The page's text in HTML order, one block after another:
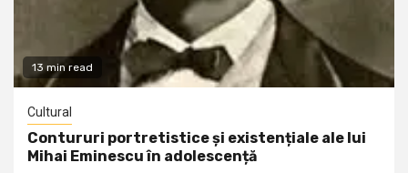
13 min read
Cultural
Contururi portretistice și existențiale ale lui
Mihai Eminescu în adolescență